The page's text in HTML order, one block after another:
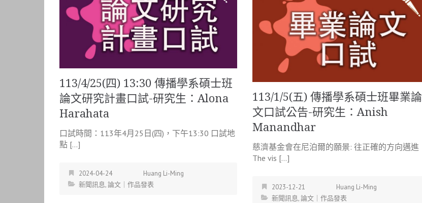
113/4/25(四) 13:30 傳播學系碩士班
論文研究計畫口試-研究生：Alona
Harahata
口試時間：113年4月25日(四)，下午13:30 口試地
點 […]
2024-04-24
Huang Li-Ming
新聞訊息,論文｜作品發表
113/1/5(五) 傳播學系碩士班畢業論
文口試公告-研究生：Anish
Manandhar
慈濟基金會在尼泊爾的願景: 往正確的方向邁進
The vis […]
2023-12-21
Huang Li-Ming
新聞訊息,論文｜作品發表